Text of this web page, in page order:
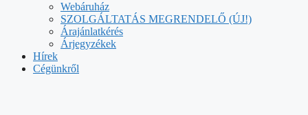
Webáruház
SZOLGÁLTATÁS MEGRENDELŐ (ÚJ!)
Árajánlatkérés
Árjegyzékek
Hírek
Cégünkről